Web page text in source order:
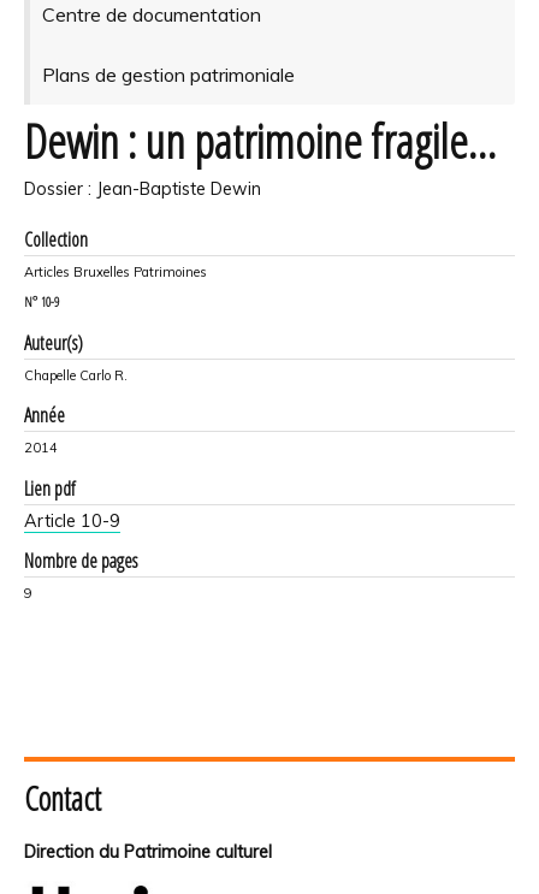
Centre de documentation
Plans de gestion patrimoniale
Dewin : un patrimoine fragile…
Dossier : Jean-Baptiste Dewin
Collection
Articles Bruxelles Patrimoines
N° 10-9
Auteur(s)
Chapelle Carlo R.
Année
2014
Lien pdf
Article 10-9
Nombre de pages
9
Contact
Direction du Patrimoine culturel